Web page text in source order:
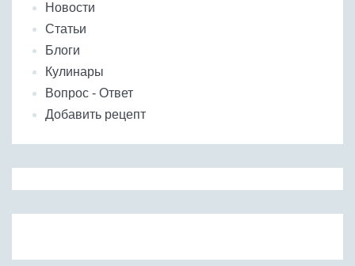
Новости
Статьи
Блоги
Кулинары
Вопрос - Ответ
Добавить рецепт